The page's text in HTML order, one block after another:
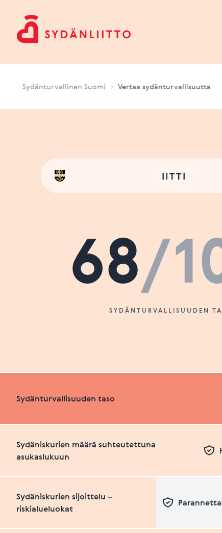
Sydänturvallinen Suomi Vertaa sydänturvallisuutta
IITTI
68/
SYDÄNTURVALLISUUDEN
Sydänturvallisuuden taso
Sydäniskurien määrä suhteutettuna
asukaslukuun
Sydäniskurien sijoittelu –
riskialueluokat